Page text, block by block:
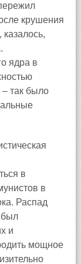
крушения
ядра в
так было
в
в
Распад
был
и
мощное